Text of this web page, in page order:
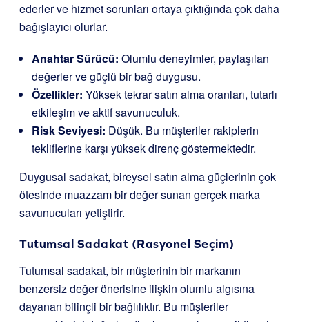
ederler ve hizmet sorunları ortaya çıktığında çok daha
bağışlayıcı olurlar.
Anahtar Sürücü: Olumlu deneyimler, paylaşılan
değerler ve güçlü bir bağ duygusu.
Özellikler: Yüksek tekrar satın alma oranları, tutarlı
etkileşim ve aktif savunuculuk.
Risk Seviyesi: Düşük. Bu müşteriler rakiplerin
tekliflerine karşı yüksek direnç göstermektedir.
Duygusal sadakat, bireysel satın alma güçlerinin çok
ötesinde muazzam bir değer sunan gerçek marka
savunucuları yetiştirir.
Tutumsal Sadakat (Rasyonel Seçim)
Tutumsal sadakat, bir müşterinin bir markanın
benzersiz değer önerisine ilişkin olumlu algısına
dayanan bilinçli bir bağlılıktır. Bu müşteriler